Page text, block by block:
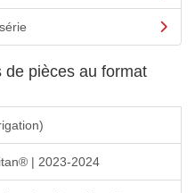
de pièces au format
| 2023-2024